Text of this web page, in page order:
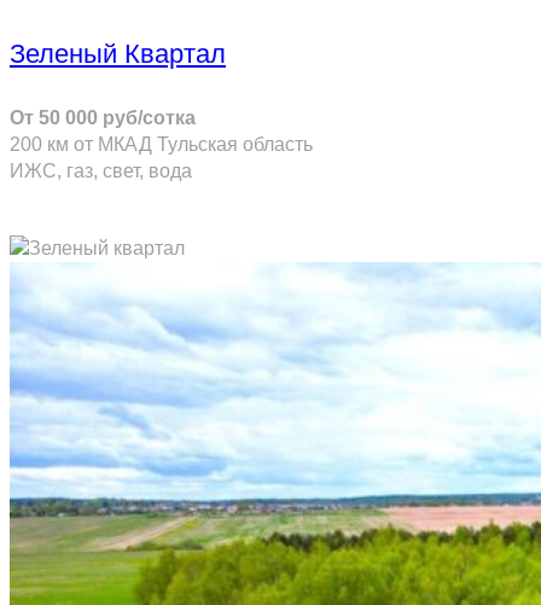
Зеленый Квартал
От 50 000 руб/сотка
200 км от МКАД Тульская область
ИЖС, газ, свет, вода